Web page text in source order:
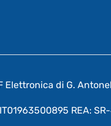
Elettronica di G.
REA: